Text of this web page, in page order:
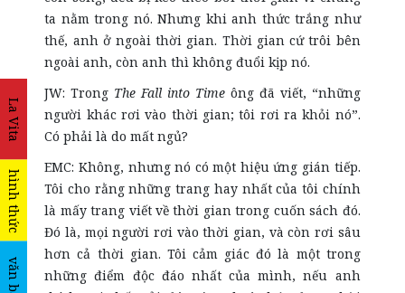
La Vita
hình thức
văn bản
ta nằm trong nó. Nhưng khi anh thức trắng như
thế, anh ở ngoài thời gian. Thời gian cứ trôi bên
ngoài anh, còn anh thì không đuổi kịp nó.
JW: Trong The Fall into Timeông đã viết, “những
người khác rơi vào thời gian; tôi rơi ra khỏi nó”.
Có phải là do mất ngủ?
EMC: Không, nhưng nó có một hiệu ứng gián tiếp.
Tôi cho rằng những trang hay nhất của tôi chính
là mấy trang viết về thời gian trong cuốn sách đó.
Đó là, mọi người rơi vào thời gian, và còn rơi sâu
hơn cả thời gian. Tôi cảm giác đó là một trong
những điểm độc đáo nhất của mình, nếu anh